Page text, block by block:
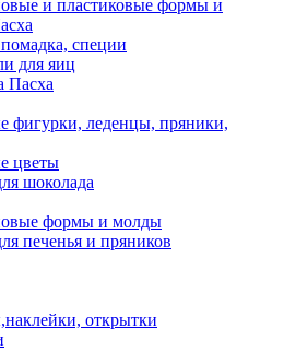
и пластиковые формы и
специи
для яиц
Пасха
фигурки, леденцы, пряники,
цветы
шоколада
формы и молды
печенья и пряников
открытки